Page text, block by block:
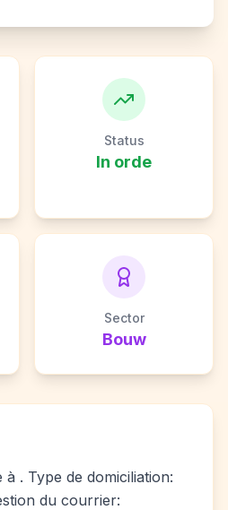
Status
In orde
Sector
Bouw
à . Type de domiciliation:
du courrier: